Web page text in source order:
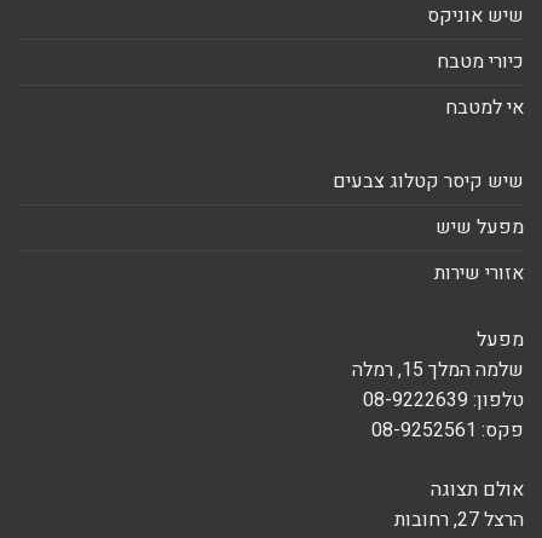
שיש אוניקס
כיורי מטבח
אי למטבח
שיש קיסר קטלוג צבעים
מפעל שיש
אזורי שירות
מפעל
שלמה המלך 15, רמלה
טלפון: 08-9222639
פקס: 08-9252561
אולם תצוגה
הרצל 27, רחובות